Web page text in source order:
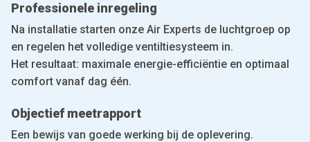
Professionele inregeling
Na installatie starten onze Air Experts de luchtgroep op
en regelen het volledige ventiltiesysteem in.
Het resultaat: maximale energie-efficiëntie en optimaal
comfort vanaf dag één.
Objectief meetrapport
Een bewijs van goede werking bij de oplevering.